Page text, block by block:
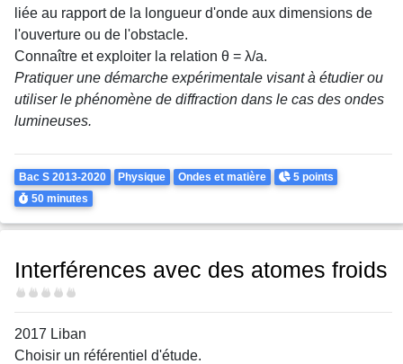
liée au rapport de la longueur d'onde aux dimensions de
l'ouverture ou de l'obstacle.
Connaître et exploiter la relation θ = λ/a.
Pratiquer une démarche expérimentale visant à étudier ou
utiliser le phénomène de diffraction dans le cas des ondes
lumineuses.
Theme
Bac S 2013-2020 Physique Ondes et matière Points
5 points
Durée
50 minutes
Interférences avec des atomes froids
Difficulté
2017 Liban
Choisir un référentiel d'étude.